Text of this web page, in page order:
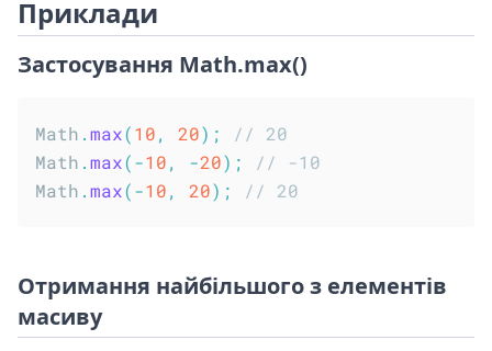
Приклади
Застосування Math.max()
Math .max(10, 20) ;
// 20
Math .max(-10, -20) ;
// -10
Math .max(-10, 20) ; // 20
Отримання найбільшого з елементів
масиву